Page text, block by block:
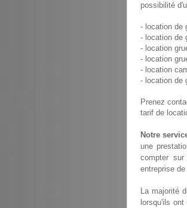
possibilité
- location de
- location de
- location
- location
- location
- location de
Prenez
tarif de
Notre
une
compter
entreprise
La majorité
lorsqu'ils